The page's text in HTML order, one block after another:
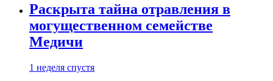
Раскрыта тайна отравления в
могущественном семействе
Медичи
1 неделя спустя